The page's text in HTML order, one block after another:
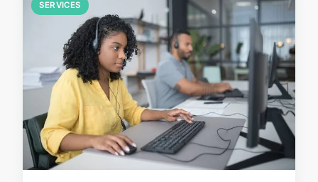
SERVICES